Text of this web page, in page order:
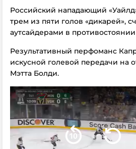
Российский нападающий
трем из пяти голов «дикарей»,
аутсайдерами в противостоянии
Результативный перфоманс
искусной голевой передачи на
Мэтта Болди.